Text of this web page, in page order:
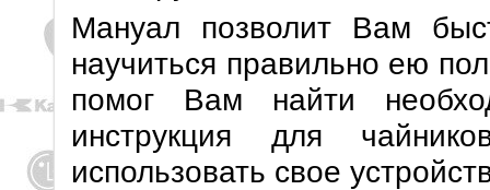
Мануал позволит Вам
научиться правильно ею
помог Вам найти
инструкция для
использовать свое